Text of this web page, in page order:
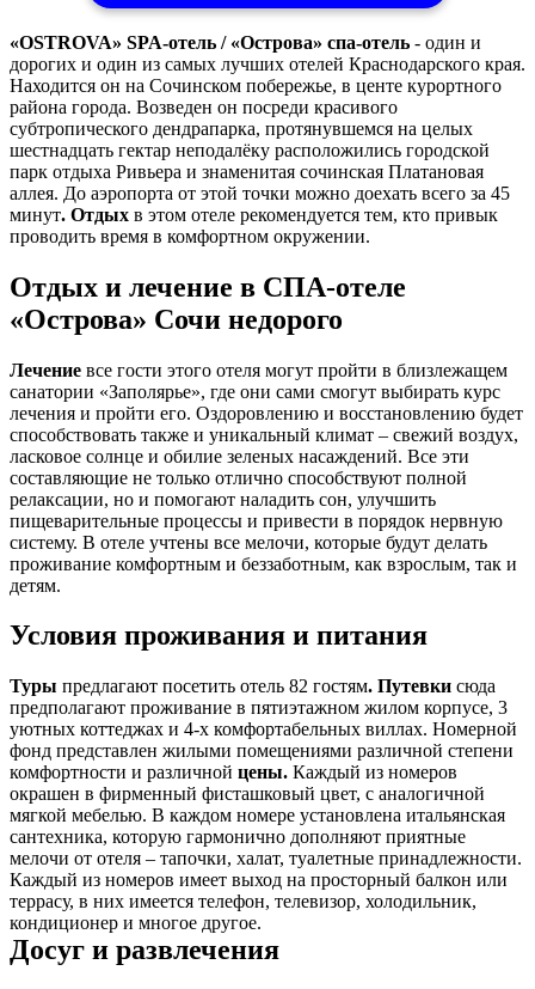
«OSTROVA» SPA-отель / «Острова» спа-отель - один и
дорогих и один из самых лучших отелей Краснодарского края.
Находится он на Сочинском побережье, в центе курортного
района города. Возведен он посреди красивого
субтропического дендрапарка, протянувшемся на целых
шестнадцать гектар неподалёку расположились городской
парк отдыха Ривьера и знаменитая сочинская Платановая
аллея. До аэропорта от этой точки можно доехать всего за 45
минут. Отдых в этом отеле рекомендуется тем, кто привык
проводить время в комфортном окружении.
Отдых и лечение в СПА-отеле
«Острова» Сочи недорого
Лечение все гости этого отеля могут пройти в близлежащем
санатории «Заполярье», где они сами смогут выбирать курс
лечения и пройти его. Оздоровлению и восстановлению будет
способствовать также и уникальный климат – свежий воздух,
ласковое солнце и обилие зеленых насаждений. Все эти
составляющие не только отлично способствуют полной
релаксации, но и помогают наладить сон, улучшить
пищеварительные процессы и привести в порядок нервную
систему. В отеле учтены все мелочи, которые будут делать
проживание комфортным и беззаботным, как взрослым, так и
детям.
Условия проживания и питания
Туры предлагают посетить отель 82 гостям. Путевки сюда
предполагают проживание в пятиэтажном жилом корпусе, 3
уютных коттеджах и 4-х комфортабельных виллах. Номерной
фонд представлен жилыми помещениями различной степени
комфортности и различной цены. Каждый из номеров
окрашен в фирменный фисташковый цвет, с аналогичной
мягкой мебелью. В каждом номере установлена итальянская
сантехника, которую гармонично дополняют приятные
мелочи от отеля – тапочки, халат, туалетные принадлежности.
Каждый из номеров имеет выход на просторный балкон или
террасу, в них имеется телефон, телевизор, холодильник,
кондиционер и многое другое.
Досуг и развлечения